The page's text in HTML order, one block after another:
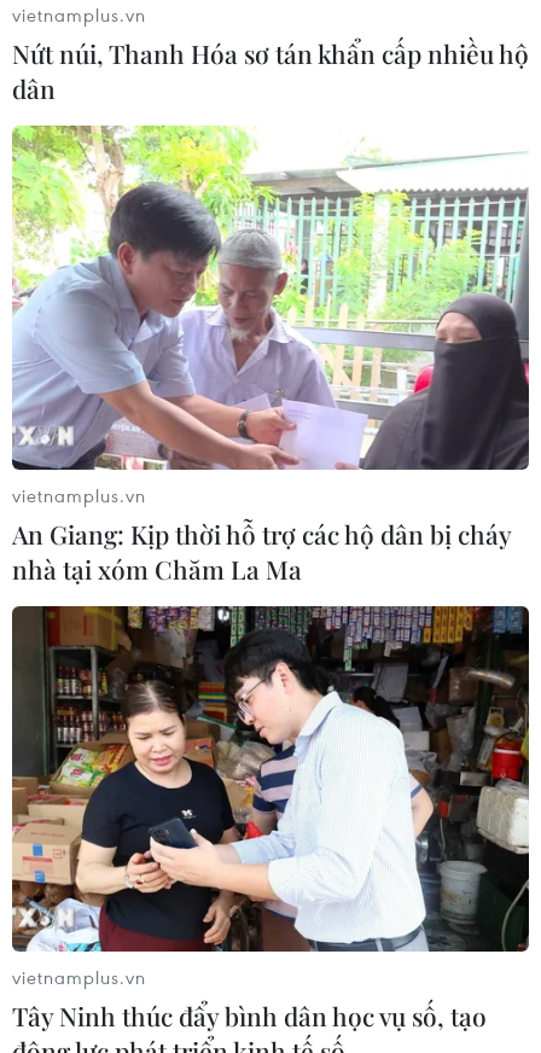
TIN CÙNG CHUYÊN MỤC
Bế mạc Hội thi lực lượng tham gia
bảo vệ an ninh, trật tự ở cơ sở giỏi
toàn quốc
07/08/2026 15:57
Khởi tố, truy nã 3 đối tượng hoạt
07/08/2026 13:51
Bảo mẫu tại cơ sở mầm non thừa
nhận hành vi bạo hành hai trẻ
07/08/2026 12:27
Phát hiện đối tượng tàng trữ trái
phép vũ khí quân dụng
07/08/2026 12:25
Tây Ninh cảnh báo giả mạo cơ quan
đăng ký kinh doanh để lừa đảo
doanh nghiệp
vietnamplus.vn
Nứt núi, Thanh Hóa sơ tán khẩn cấp nhiều hộ
dân
vietnamplus.vn
An Giang: Kịp thời hỗ trợ các hộ dân bị cháy
nhà tại xóm Chăm La Ma
vietnamplus.vn
Tây Ninh thúc đẩy bình dân học vụ số, tạo